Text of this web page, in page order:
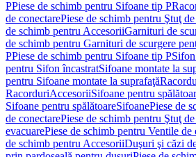
PPiese de schimb pentru Sifoane tip P
de conectarePiese de schimb pentru Ştuţ
de schimb pentru AccesoriiGarnituri de
de schimb pentru Garnituri de scurgere
PPiese de schimb pentru Sifoane tip P
pentru Sifon încastratSifoane montate la
pentru Sifoane montate la suprafaţă
RacorduriAccesoriiSifoane pentru
Sifoane pentru spălătoareSifoanePiese de
de conectarePiese de schimb pentru Ştuţ
evacuarePiese de schimb pentru Ventile de
de schimb pentru AccesoriiDuşuri şi căzi